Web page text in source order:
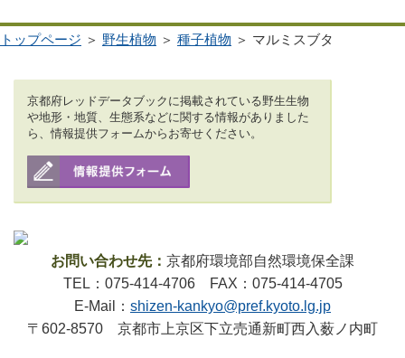
トップページ ＞ 野生植物 ＞ 種子植物 ＞ マルミスブタ
京都府レッドデータブックに掲載されている野生生物
や地形・地質、生態系などに関する情報がありました
ら、情報提供フォームからお寄せください。
お問い合わせ先： 京都府環境部自然環境保全課
TEL：075-414-4706 FAX：075-414-4705
E-Mail： shizen-kankyo@pref.kyoto.lg.jp
〒602-8570 京都市上京区下立売通新町西入薮ノ内町